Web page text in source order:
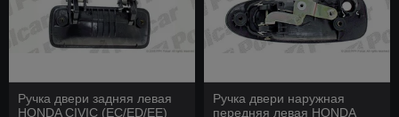
Ручка двери задняя левая
HONDA CIVIC (EC/ED/EE)
Ручка двери наружная
передняя левая HONDA